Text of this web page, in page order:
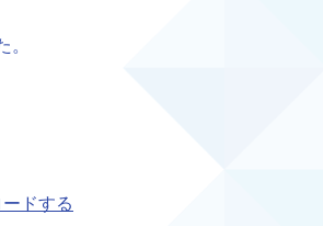
ドする